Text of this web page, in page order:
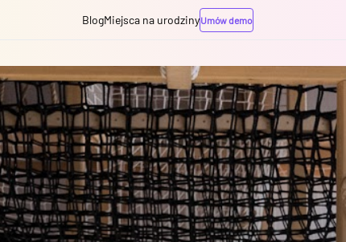
BlogMiejsca na urodzinyUmów demo